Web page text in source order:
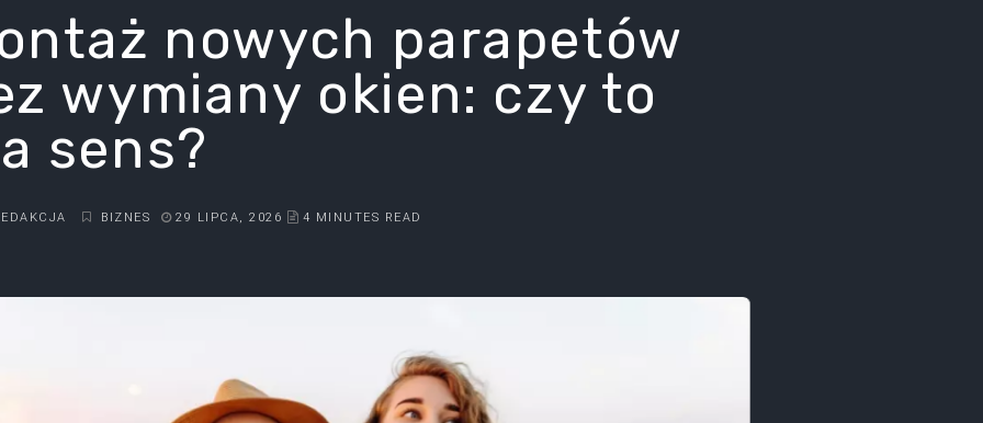
nowych parapetów
wymiany okien: czy to
sens?
BIZNES 29 LIPCA, 2026 4 MINUTES READ